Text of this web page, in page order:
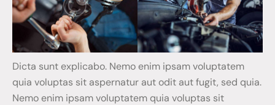
Dicta sunt explicabo. Nemo enim ipsam voluptatem
quia voluptas sit aspernatur aut odit aut fugit, sed quia.
Nemo enim ipsam voluptatem quia voluptas sit